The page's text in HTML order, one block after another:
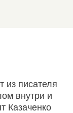
из писателя
внутри и
Казаченко